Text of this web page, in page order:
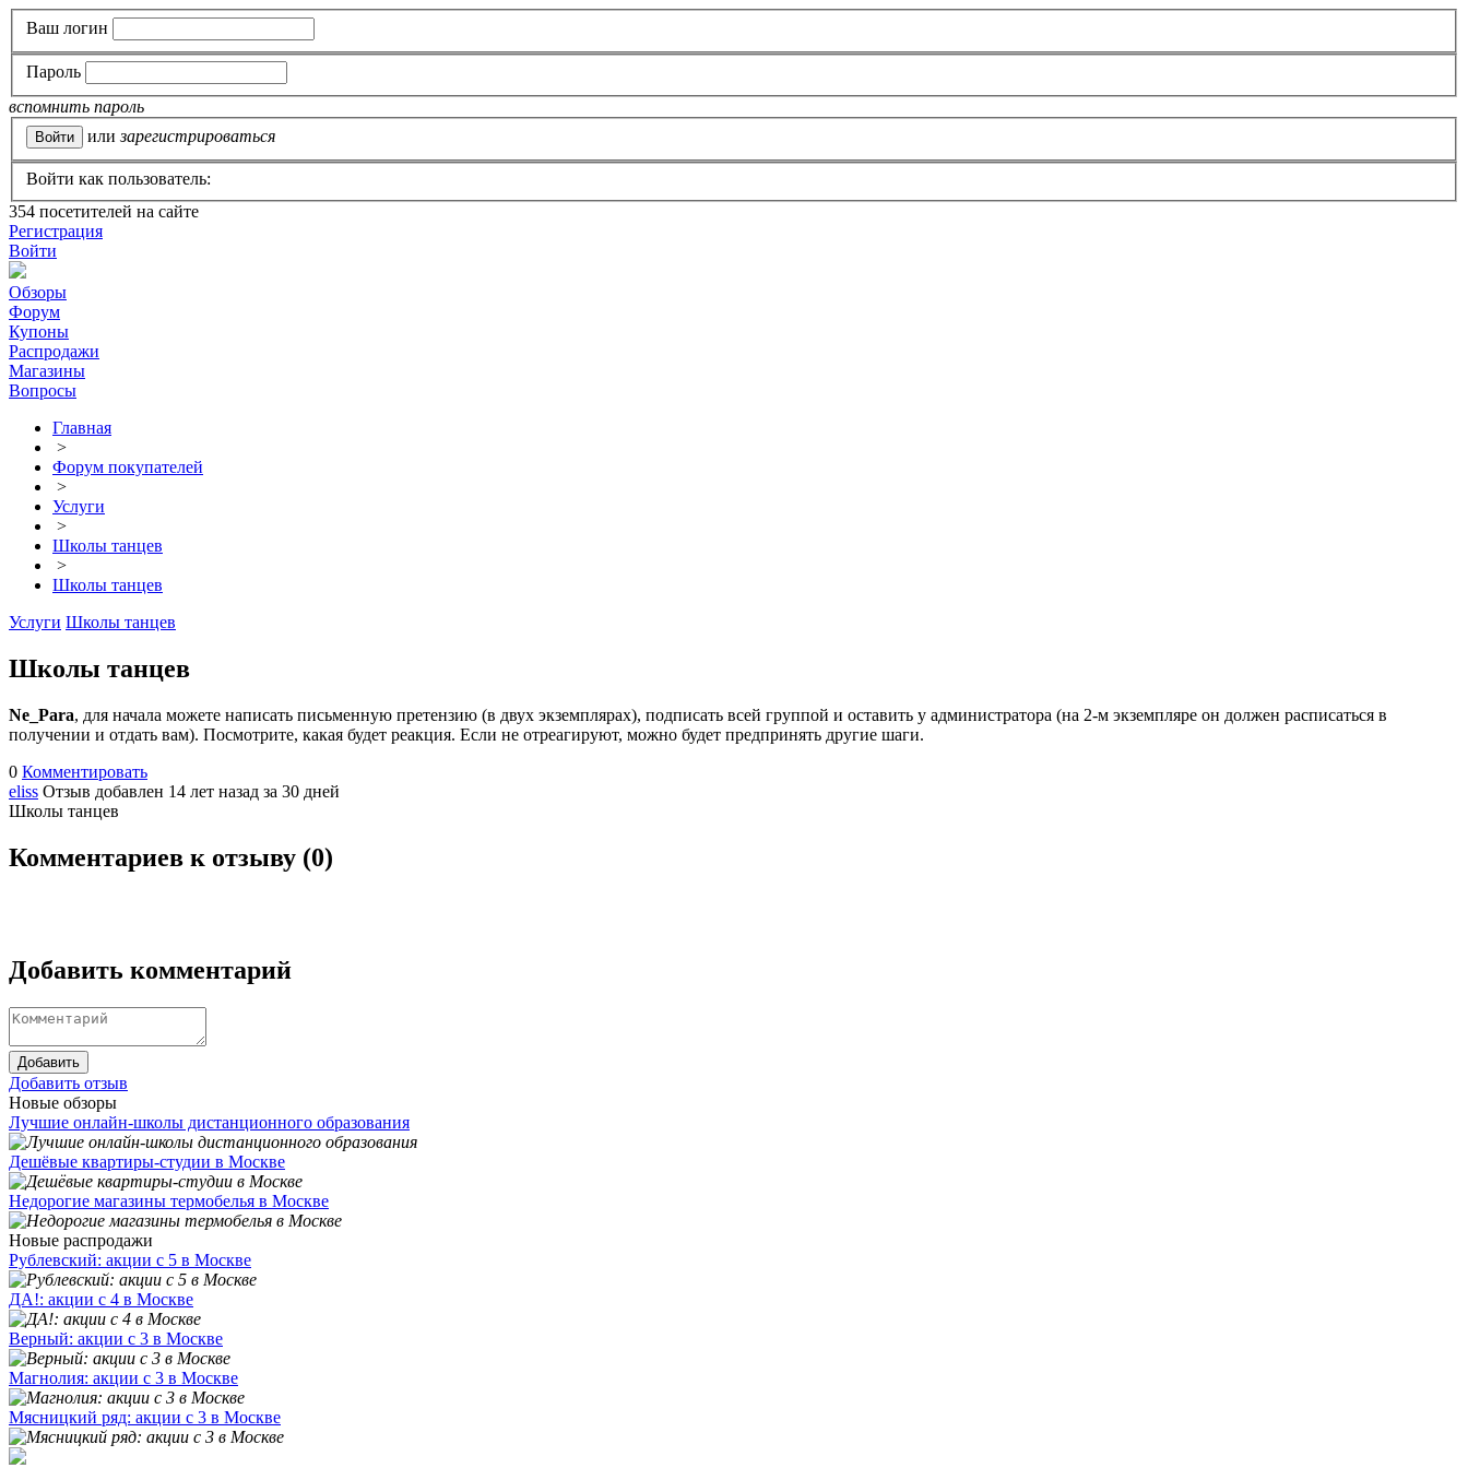
Ваш логин
Пароль
вспомнить пароль
или зарегистрироваться
Войти как пользователь:
354 посетителей на сайте
Регистрация
Войти
Обзоры
Форум
Купоны
Распродажи
Магазины
Вопросы
Главная
>
Форум покупателей
>
Услуги
>
Школы танцев
>
Школы танцев
Услуги Школы танцев
Школы танцев
Ne_Para, для начала можете написать письменную претензию (в двух экземплярах), подписать всей группой и оставить у администратора (на 2-м экземпляре он должен расписаться в
получении и отдать вам). Посмотрите, какая будет реакция. Если не отреагируют, можно будет предпринять другие шаги.
0 Комментировать
eliss Отзыв добавлен 14 лет назад за 30 дней
Школы танцев
Комментариев к отзыву (0)
Добавить комментарий
Добавить
Добавить отзыв
Новые обзоры
Лучшие онлайн-школы дистанционного образования
Дешёвые квартиры-студии в Москве
Недорогие магазины термобелья в Москве
Новые распродажи
Рублевский: акции с 5 в Москве
ДА!: акции с 4 в Москве
Верный: акции с 3 в Москве
Магнолия: акции с 3 в Москве
Мясницкий ряд: акции с 3 в Москве